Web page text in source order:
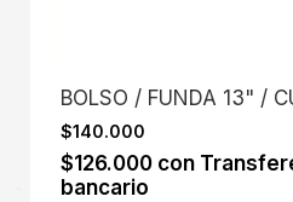
BOLSO / FUNDA 13" /
$140.000
$126.000 con
bancario